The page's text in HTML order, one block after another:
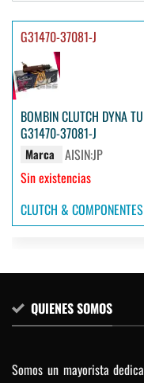
G31470-37081-J
BOMBIN CLUTCH DYNA
G31470-37081-J
Marca
AISIN:JP
Sin existencias
CLUTCH & COMPONENTES
QUIENES SOMOS
Somos un mayorista